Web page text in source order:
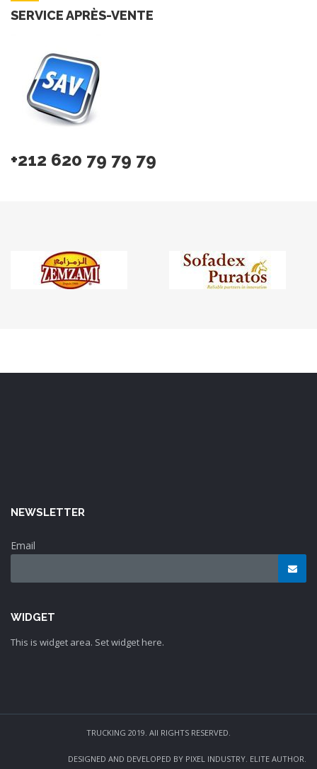
SERVICE APRÈS-VENTE
+212 620 79 79 79
NEWSLETTER
Email
WIDGET
This is widget area. Set widget here.
TRUCKING 2019. All RIGHTS RESERVED.
DESIGNED AND DEVELOPED BY PIXEL INDUSTRY. ELITE AUTHOR.